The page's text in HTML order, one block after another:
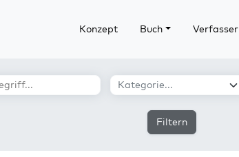
Konzept Buch Verfasser
Filtern